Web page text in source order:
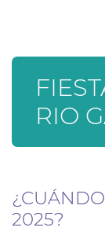
RIO
2025?